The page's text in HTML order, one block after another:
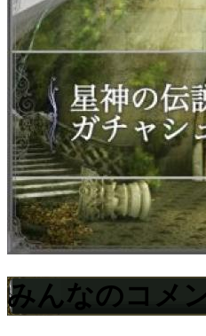
みんなのコメ